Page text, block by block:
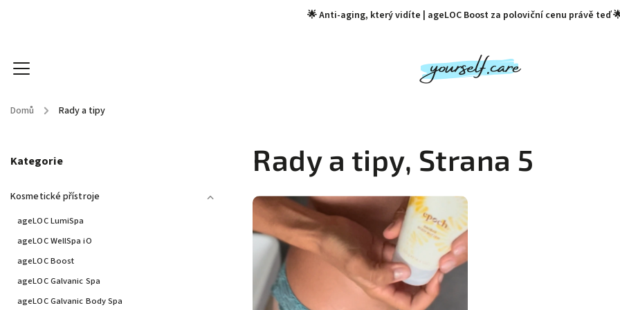
🌟 Anti-aging, který vidíte | ageLOC Boost za poloviční cenu právě teď
Domů / Rady a tipy
Kategorie
Kosmetické přístroje
ageLOC LumiSpa
ageLOC WellSpa iO
ageLOC Boost
ageLOC Galvanic Spa
ageLOC Galvanic Body Spa
Rady a tipy, Strana 5